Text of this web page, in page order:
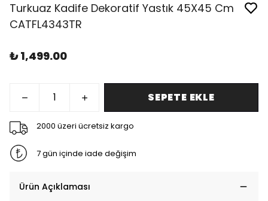
Turkuaz Kadife Dekoratif Yastık 45X45 Cm
CATFL4343TR
₺ 1,499.00
SEPETE EKLE
2000 üzeri ücretsiz kargo
7 gün içinde iade değişim
Ürün Açıklaması